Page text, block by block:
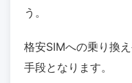
う。
格安SIMへの乗り換
手段となります。